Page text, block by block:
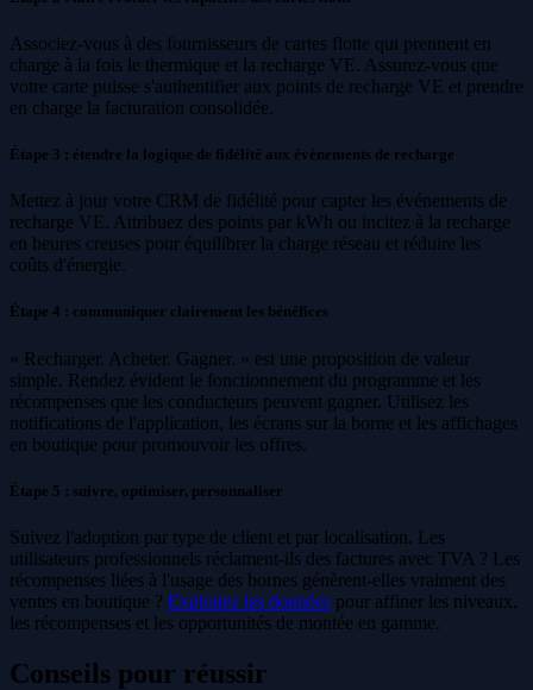
Associez-vous à des fournisseurs de cartes flotte qui prennent en
charge à la fois le thermique et la recharge VE. Assurez-vous que
votre carte puisse s'authentifier aux points de recharge VE et prendre
en charge la facturation consolidée.
Étape 3 : étendre la logique de fidélité aux événements de recharge
Mettez à jour votre CRM de fidélité pour capter les événements de
recharge VE. Attribuez des points par kWh ou incitez à la recharge
en heures creuses pour équilibrer la charge réseau et réduire les
coûts d'énergie.
Étape 4 : communiquer clairement les bénéfices
« Recharger. Acheter. Gagner. » est une proposition de valeur
simple. Rendez évident le fonctionnement du programme et les
récompenses que les conducteurs peuvent gagner. Utilisez les
notifications de l'application, les écrans sur la borne et les affichages
en boutique pour promouvoir les offres.
Étape 5 : suivre, optimiser, personnaliser
Suivez l'adoption par type de client et par localisation. Les
utilisateurs professionnels réclament-ils des factures avec TVA ? Les
récompenses liées à l'usage des bornes génèrent-elles vraiment des
ventes en boutique ? Exploitez les données pour affiner les niveaux,
les récompenses et les opportunités de montée en gamme.
Conseils pour réussir